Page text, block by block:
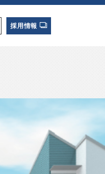
採用情報